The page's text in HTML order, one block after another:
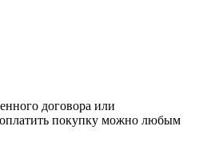
договора или
оплатить покупку можно любым